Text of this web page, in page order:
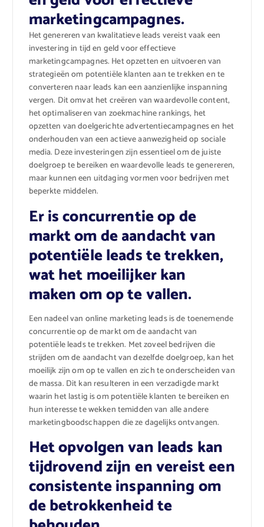
marketingcampagnes.
Het genereren van kwalitatieve leads vereist vaak een
investering in tijd en geld voor effectieve
marketingcampagnes. Het opzetten en uitvoeren van
strategieën om potentiële klanten aan te trekken en te
converteren naar leads kan een aanzienlijke inspanning
vergen. Dit omvat het creëren van waardevolle content,
het optimaliseren van zoekmachine rankings, het
opzetten van doelgerichte advertentiecampagnes en het
onderhouden van een actieve aanwezigheid op sociale
media. Deze investeringen zijn essentieel om de juiste
doelgroep te bereiken en waardevolle leads te genereren,
maar kunnen een uitdaging vormen voor bedrijven met
beperkte middelen.
Er is concurrentie op de
markt om de aandacht van
potentiële leads te trekken,
wat het moeilijker kan
maken om op te vallen.
Een nadeel van online marketing leads is de toenemende
concurrentie op de markt om de aandacht van
potentiële leads te trekken. Met zoveel bedrijven die
strijden om de aandacht van dezelfde doelgroep, kan het
moeilijk zijn om op te vallen en zich te onderscheiden van
de massa. Dit kan resulteren in een verzadigde markt
waarin het lastig is om potentiële klanten te bereiken en
hun interesse te wekken temidden van alle andere
marketingboodschappen die ze dagelijks ontvangen.
Het opvolgen van leads kan
tijdrovend zijn en vereist een
consistente inspanning om
de betrokkenheid te